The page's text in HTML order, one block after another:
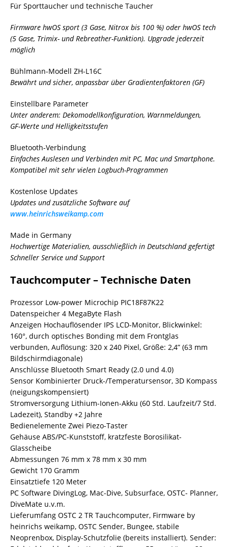
Für Sporttaucher und technische Taucher
Firmware hwOS sport (3 Gase, Nitrox bis 100 %) oder hwOS tech
(5 Gase, Trimix- und Rebreather-Funktion). Upgrade jederzeit
möglich
Bühlmann-Modell ZH-L16C
Bewährt und sicher, anpassbar über Gradientenfaktoren (GF)
Einstellbare Parameter
Unter anderem: Dekomodellkonfiguration, Warnmeldungen,
GF-Werte und Helligkeitsstufen
Bluetooth-Verbindung
Einfaches Auslesen und Verbinden mit PC, Mac und Smartphone.
Kompatibel mit sehr vielen Logbuch-Programmen
Kostenlose Updates
Updates und zusätzliche Software auf
www.heinrichsweikamp.com
Made in Germany
Hochwertige Materialien, ausschließlich in Deutschland gefertigt
Schneller Service und Support
Tauchcomputer – Technische Daten
Prozessor Low-power Microchip PIC18F87K22
Datenspeicher 4 MegaByte Flash
Anzeigen Hochauflösender IPS LCD-Monitor, Blickwinkel:
160°, durch optisches Bonding mit dem Frontglas
verbunden, Auflösung: 320 x 240 Pixel, Größe: 2,4” (63 mm
Bildschirmdiagonale)
Anschlüsse Bluetooth Smart Ready (2.0 und 4.0)
Sensor Kombinierter Druck-/Temperatursensor, 3D Kompass
(neigungskompensiert)
Stromversorgung Lithium-Ionen-Akku (60 Std. Laufzeit/7 Std.
Ladezeit), Standby +2 Jahre
Bedienelemente Zwei Piezo-Taster
Gehäuse ABS/PC-Kunststoff, kratzfeste Borosilikat-
Glasscheibe
Abmessungen 76 mm x 78 mm x 30 mm
Gewicht 170 Gramm
Einsatztiefe 120 Meter
PC Software DivingLog, Mac-Dive, Subsurface, OSTC- Planner,
DiveMate u.v.m.
Lieferumfang OSTC 2 TR Tauchcomputer, Firmware by
heinrichs weikamp, OSTC Sender, Bungee, stabile
Neoprenbox, Display-Schutzfolie (bereits installiert). Sender: